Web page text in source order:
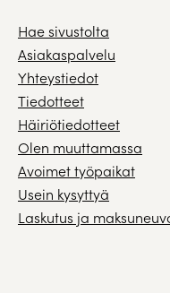
Hae sivustolta
Asiakaspalvelu
Yhteystiedot
Tiedotteet
Häiriötiedotteet
Olen muuttamassa
Avoimet työpaikat
Usein kysyttyä
Laskutus ja